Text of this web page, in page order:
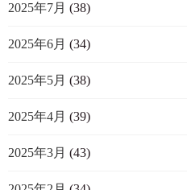
2025年7月 (38)
2025年6月 (34)
2025年5月 (38)
2025年4月 (39)
2025年3月 (43)